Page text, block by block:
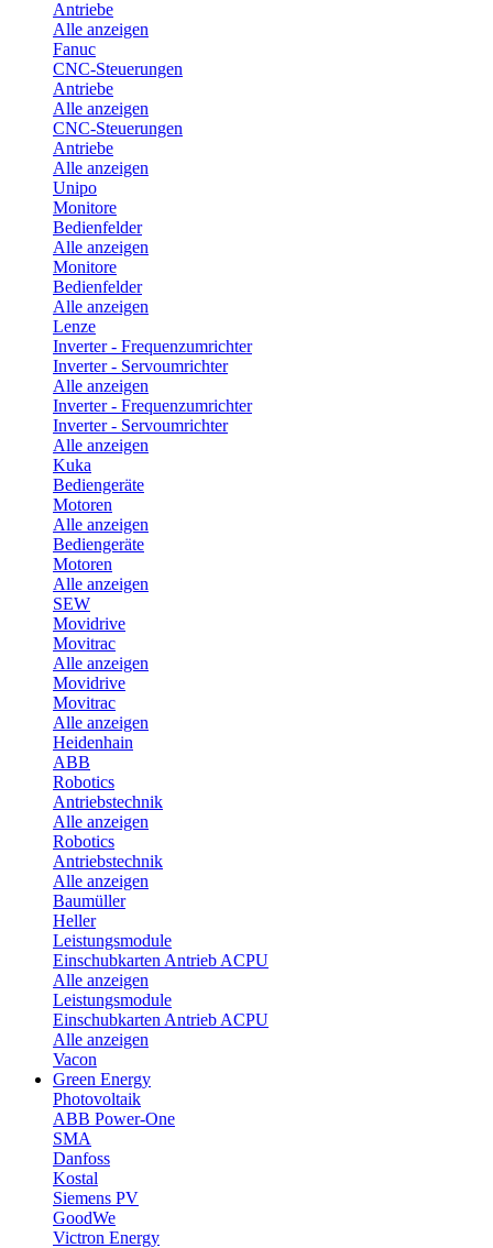
Antriebe
Alle anzeigen
Fanuc
CNC-Steuerungen
Antriebe
Alle anzeigen
CNC-Steuerungen
Antriebe
Alle anzeigen
Unipo
Monitore
Bedienfelder
Alle anzeigen
Monitore
Bedienfelder
Alle anzeigen
Lenze
Inverter - Frequenzumrichter
Inverter - Servoumrichter
Alle anzeigen
Inverter - Frequenzumrichter
Inverter - Servoumrichter
Alle anzeigen
Kuka
Bediengeräte
Motoren
Alle anzeigen
Bediengeräte
Motoren
Alle anzeigen
SEW
Movidrive
Movitrac
Alle anzeigen
Movidrive
Movitrac
Alle anzeigen
Heidenhain
ABB
Robotics
Antriebstechnik
Alle anzeigen
Robotics
Antriebstechnik
Alle anzeigen
Baumüller
Heller
Leistungsmodule
Einschubkarten Antrieb ACPU
Alle anzeigen
Leistungsmodule
Einschubkarten Antrieb ACPU
Alle anzeigen
Vacon
Green Energy
Photovoltaik
ABB Power-One
SMA
Danfoss
Kostal
Siemens PV
GoodWe
Victron Energy